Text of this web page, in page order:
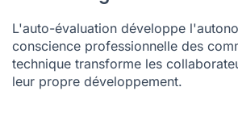
L'auto-évaluation développe
conscience professionnelle des
technique transforme les
leur propre développement.